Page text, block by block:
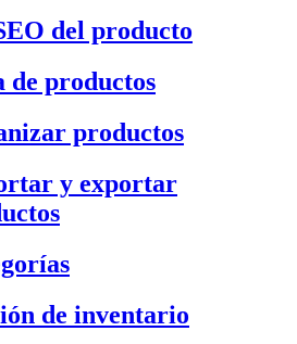
del producto
de productos
productos
y exportar
de inventario